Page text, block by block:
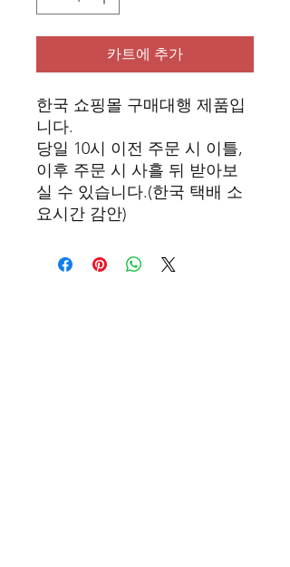
카트에 추가
한국 쇼핑몰 구매대행 제품입
니다.
당일 10시 이전 주문 시 이틀,
이후 주문 시 사흘 뒤 받아보
실 수 있습니다.(한국 택배 소
요시간 감안)